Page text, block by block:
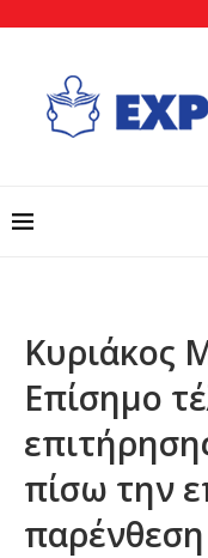
Κυριάκος
Επίσημο
πίσω την